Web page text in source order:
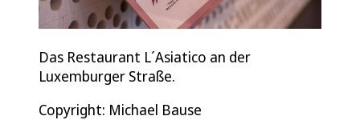
Das Restaurant L´Asiatico an der
Luxemburger Straße.
Copyright: Michael Bause